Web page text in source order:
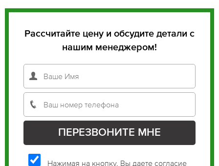
Рассчитайте цену и обсудите детали с
нашим менеджером!
Нажимая на кнопку, Вы даете согласие